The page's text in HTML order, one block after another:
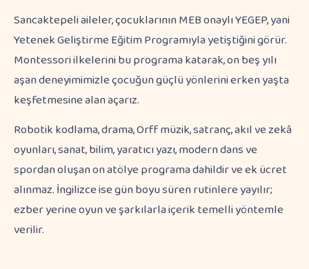
Sancaktepeli aileler, çocuklarının MEB onaylı YEGEP, yani
Yetenek Geliştirme Eğitim Programıyla yetiştiğini görür.
Montessori ilkelerini bu programa katarak, on beş yılı
aşan deneyimimizle çocuğun güçlü yönlerini erken yaşta
keşfetmesine alan açarız.
Robotik kodlama, drama, Orff müzik, satranç, akıl ve zekâ
oyunları, sanat, bilim, yaratıcı yazı, modern dans ve
spordan oluşan on atölye programa dahildir ve ek ücret
alınmaz. İngilizce ise gün boyu süren rutinlere yayılır;
ezber yerine oyun ve şarkılarla içerik temelli yöntemle
verilir.